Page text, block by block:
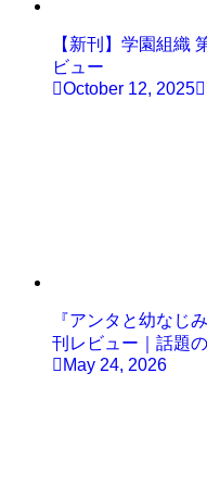
【新刊】学園組織
ビュー
October 12, 2025
『アンタと幼なじ
刊レビュー｜話題
May 24, 2026